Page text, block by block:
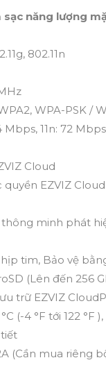
năng lượng
802.11n
WPA-PSK /
Mbps, 11n: 72 Mbps
Cloud
quyền EZVIZ Cloud
minh phát
tim, Bảo vệ
(Lên đến 256
trữ EZVIZ
(-4 °F tới 122
(Cần mua riêng